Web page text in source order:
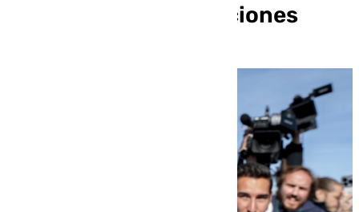
condenado por coacciones